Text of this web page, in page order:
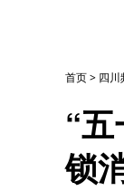
首页> 四川
“
锁